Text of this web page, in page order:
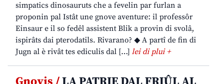
simpatics dinosauruts che a fevelin par furlan a
proponin pal Istât une gnove aventure: il professôr
Einsaur e il so fedêl assistent Blik a provin di svolâ,
ispirâts dai pterodatils. Rivarano? ◆ A partî de fin di
Jugn al è rivât tes ediculis dal […] lei di plui +